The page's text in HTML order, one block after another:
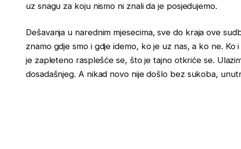
uz snagu za koju nismo ni znali da je posjedujemo.
Dešavanja u narednim mjesecima, sve do kraja ove
znamo gdje smo i gdje idemo, ko je uz nas, a ko ne.
je zapleteno rasplešće se, što je tajno otkriće se.
dosadašnjeg. A nikad novo nije došlo bez sukoba,